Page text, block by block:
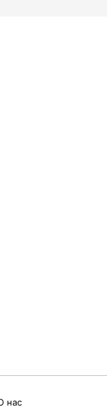
нас